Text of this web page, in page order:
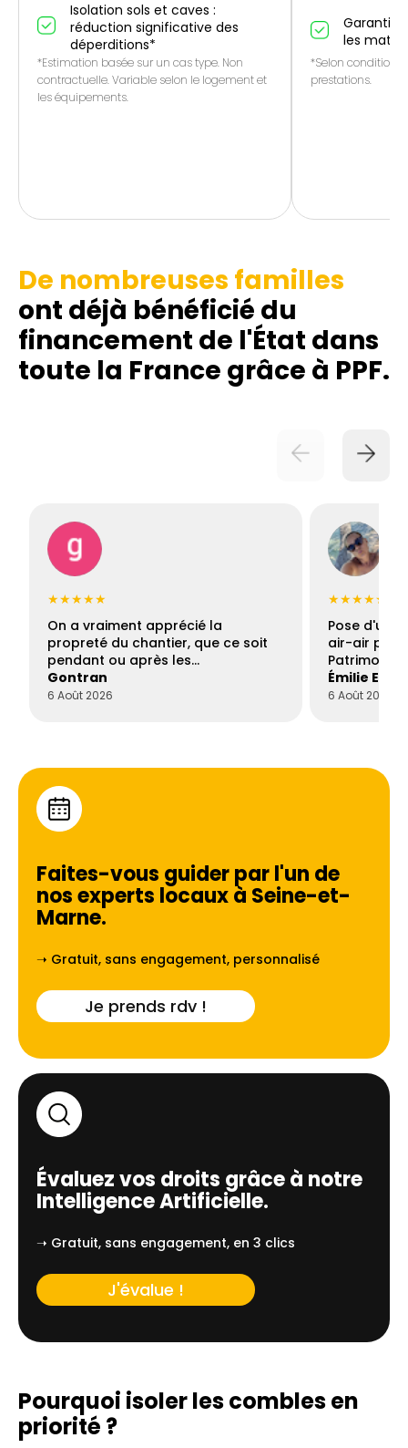
Isolation sols et caves :
réduction significative des
déperditions*
*Estimation basée sur un cas type. Non
contractuelle. Variable selon le logement et
les équipements.
Garantie
les
*Selon conditions
prestations.
De nombreuses familles
ont déjà bénéficié du
financement de l'État dans
toute la France grâce à PPF.
★★★★★
On a vraiment apprécié la
propreté du chantier, que ce soit
pendant ou après les…
Gontran
6 Août 2026
★★★★★
Pose d'une
air-air par
Patrimoine
Émilie
6 Août 2026
Faites-vous guider par l'un de
nos experts locaux à Seine-et-
Marne.
➝ Gratuit, sans engagement, personnalisé
Je prends rdv !
Évaluez vos droits grâce à notre
Intelligence Artificielle.
➝ Gratuit, sans engagement, en 3 clics
J'évalue !
Pourquoi isoler les combles en
priorité ?